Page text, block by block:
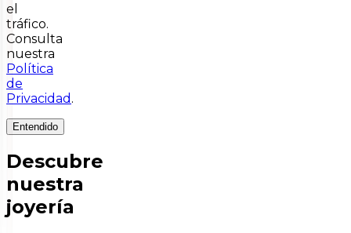
el
tráfico.
Consulta
nuestra
Política
de
Privacidad .
Entendido
Descubre
nuestra
joyería